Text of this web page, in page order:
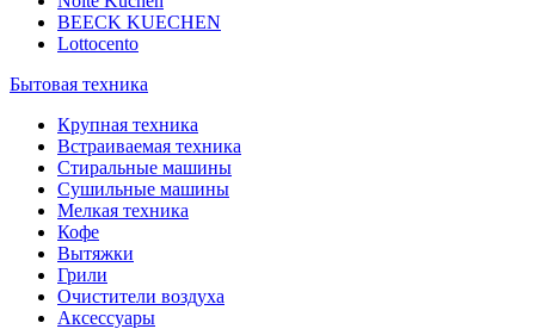
BEECK KUECHEN
Lottocento
Бытовая техника
Крупная техника
Встраиваемая техника
Стиральные машины
Сушильные машины
Мелкая техника
Кофе
Вытяжки
Грили
Очистители воздуха
Аксессуары